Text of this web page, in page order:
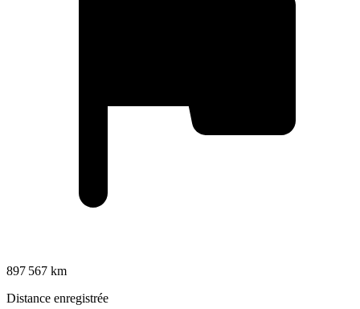
897 567 km
Distance enregistrée